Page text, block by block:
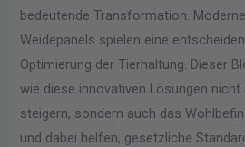
bedeutende Transformation.
Weidepanels spielen eine
Optimierung der Tierhaltung. Dieser
wie diese innovativen Lösungen nicht
steigern, sondern auch das
und dabei helfen, gesetzliche